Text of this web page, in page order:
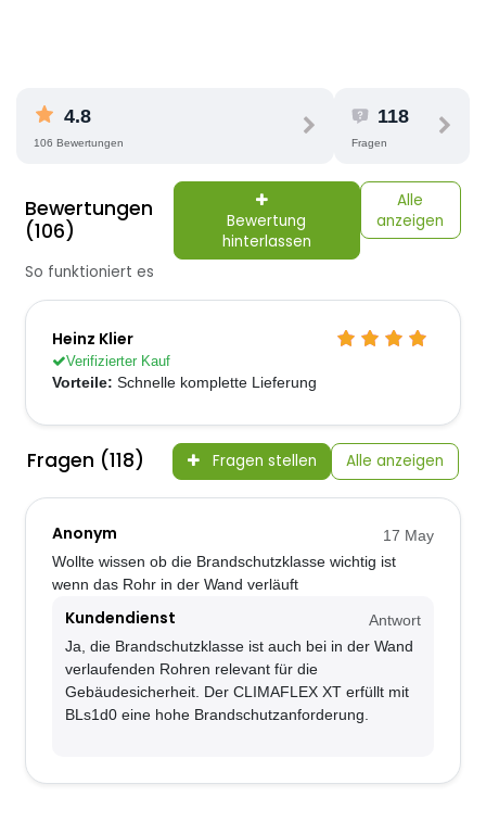
4.8
106 Bewertungen
118
Fragen
Bewertungen
(106)
Bewertung
hinterlassen
Alle
anzeigen
So funktioniert es
Heinz Klier
Verifizierter Kauf
Vorteile: Schnelle komplette Lieferung
Fragen (118) Fragen stellen Alle anzeigen
Anonym
17 May
Wollte wissen ob die Brandschutzklasse wichtig ist
wenn das Rohr in der Wand verläuft
Kundendienst
Antwort
Ja, die Brandschutzklasse ist auch bei in der Wand
verlaufenden Rohren relevant für die
Gebäudesicherheit. Der CLIMAFLEX XT erfüllt mit
BLs1d0 eine hohe Brandschutzanforderung.